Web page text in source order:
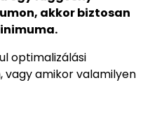
akkor biztosan
optimalizálási
vagy amikor valamilyen